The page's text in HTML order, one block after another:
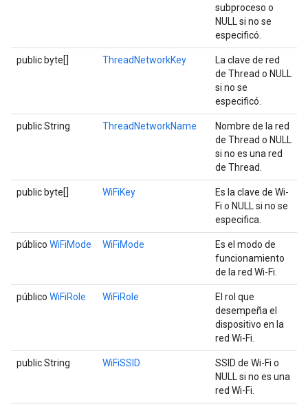
subproceso o
NULL si no se
especificó.
public byte[] ThreadNetworkKey
La clave de red
de Thread o NULL
si no se
especificó.
public String ThreadNetworkName
Nombre de la red
de Thread o NULL
si no es una red
de Thread.
public byte[] WiFiKey
Es la clave de Wi-
Fi o NULL si no se
especifica.
público WiFiMode WiFiMode
Es el modo de
funcionamiento
de la red Wi-Fi.
público WiFiRole WiFiRole
El rol que
desempeña el
dispositivo en la
red Wi-Fi.
public String WiFiSSID
SSID de Wi-Fi o
NULL si no es una
red Wi-Fi.